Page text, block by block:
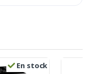
En stock